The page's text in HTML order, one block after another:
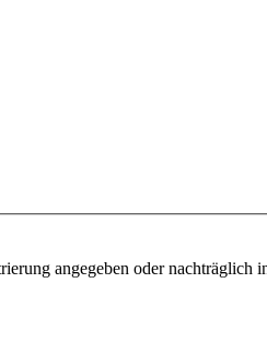
angegeben oder nachträglich